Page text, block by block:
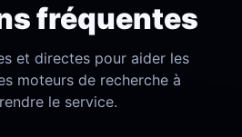
fréquentes
et directes pour aider les
moteurs de recherche à
le service.